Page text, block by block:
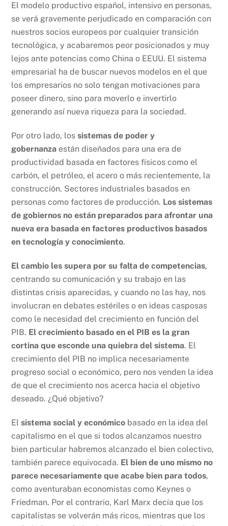
El modelo productivo español, intensivo en personas,
se verá gravemente perjudicado en comparación con
nuestros socios europeos por cualquier transición
tecnológica, y acabaremos peor posicionados y muy
lejos ante potencias como China o EEUU. El sistema
empresarial ha de buscar nuevos modelos en el que
los empresarios no solo tengan motivaciones para
poseer dinero, sino para moverlo e invertirlo
generando así nueva riqueza para la sociedad.
Por otro lado, lossistemas de poder y
gobernanza están diseñados para una era de
productividad basada en factores físicos como el
carbón, el petróleo, el acero o más recientemente, la
construcción. Sectores industriales basados en
personas como factores de producción. Los sistemas
de gobiernos no están preparados para afrontar una
nueva era basada en factores productivos basados
en tecnología y conocimiento.
El cambio les supera por su falta de competencias,
centrando su comunicación y su trabajo en las
distintas crisis aparecidas, y cuando no las hay, nos
involucran en debates estériles o en ideas casposas
como le necesidad del crecimiento en función del
PIB. El crecimiento basado en el PIB es la gran
cortina que esconde una quiebra del sistema. El
crecimiento del PIB no implica necesariamente
progreso social o económico, pero nos venden la idea
de que el crecimiento nos acerca hacia el objetivo
deseado. ¿Qué objetivo?
Elsistema social y económico basado en la idea del
capitalismo en el que si todos alcanzamos nuestro
bien particular habremos alcanzado el bien colectivo,
también parece equivocada. El bien de uno mismo no
parece necesariamente que acabe bien para todos,
como aventuraban economistas como Keynes o
Friedman. Por el contrario, Karl Marx decía que los
capitalistas se volverán más ricos, mientras que los